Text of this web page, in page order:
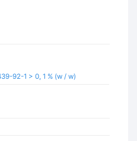
92-1 > 0, 1 % (w / w)